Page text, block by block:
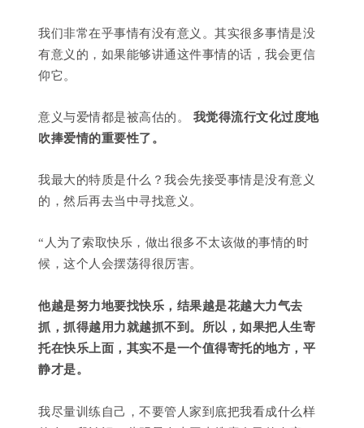
我们非常在乎事情有没有意义。其实很多事情是没
有意义的，如果能够讲通这件事情的话，我会更信
仰它。
意义与爱情都是被高估的。 我觉得流行文化过度地
吹捧爱情的重要性了。
我最大的特质是什么？我会先接受事情是没有意义
的，然后再去当中寻找意义。
“人为了索取快乐，做出很多不太该做的事情的时
候，这个人会摆荡得很厉害。
他越是努力地要找快乐，结果越是花越大力气去
抓，抓得越用力就越抓不到。所以，如果把人生寄
托在快乐上面，其实不是一个值得寄托的地方，平
静才是。
我尽量训练自己，不要管人家到底把我看成什么样